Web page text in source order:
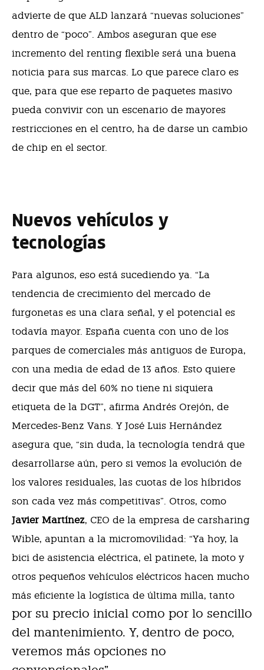
advierte de que ALD lanzará “nuevas soluciones”
dentro de “poco”. Ambos aseguran que ese
incremento del renting flexible será una buena
noticia para sus marcas. Lo que parece claro es
que, para que ese reparto de paquetes masivo
pueda convivir con un escenario de mayores
restricciones en el centro, ha de darse un cambio
de chip en el sector.
Nuevos vehículos y
tecnologías
Para algunos, eso está sucediendo ya. “La
tendencia de crecimiento del mercado de
furgonetas es una clara señal, y el potencial es
todavía mayor. España cuenta con uno de los
parques de comerciales más antiguos de Europa,
con una media de edad de 13 años. Esto quiere
decir que más del 60% no tiene ni siquiera
etiqueta de la DGT”, afirma Andrés Orejón, de
Mercedes-Benz Vans. Y José Luis Hernández
asegura que, “sin duda, la tecnología tendrá que
desarrollarse aún, pero si vemos la evolución de
los valores residuales, las cuotas de los híbridos
son cada vez más competitivas”. Otros, como
Javier Martínez, CEO de la empresa de carsharing
Wible, apuntan a la micromovilidad: “Ya hoy, la
bici de asistencia eléctrica, el patinete, la moto y
otros pequeños vehículos eléctricos hacen mucho
más eficiente la logística de última milla, tanto
por su precio inicial como por lo sencillo
del mantenimiento. Y, dentro de poco,
veremos más opciones no